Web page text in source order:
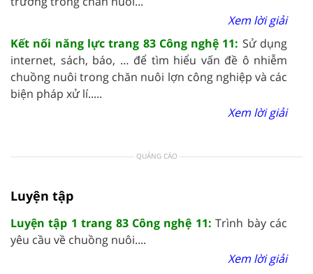
Xem lời giải
Kết nối năng lực trang 83 Công nghệ 11: Sử dụng
internet, sách, báo, … để tìm hiểu vấn đề ô nhiễm
chuồng nuôi trong chăn nuôi lợn công nghiệp và các
biện pháp xử lí.....
Xem lời giải
QUẢNG CÁO
Luyện tập
Luyện tập 1 trang 83 Công nghệ 11:Trình bày các
yêu cầu về chuồng nuôi....
Xem lời giải